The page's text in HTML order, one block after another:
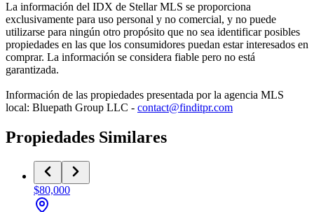
La información del IDX de Stellar MLS se proporciona
exclusivamente para uso personal y no comercial, y no puede
utilizarse para ningún otro propósito que no sea identificar posibles
propiedades en las que los consumidores puedan estar interesados en
comprar. La información se considera fiable pero no está
garantizada.
Información de las propiedades presentada por la agencia MLS
local: Bluepath Group LLC - contact@finditpr.com
Propiedades Similares
$80,000